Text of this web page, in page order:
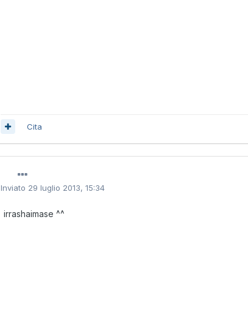
Cita
Inviato 29 luglio 2013, 15:34
irrashaimase ^^